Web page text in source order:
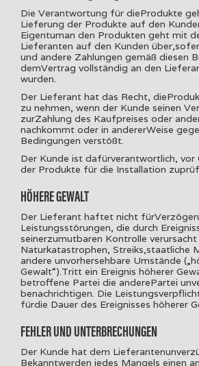
Die Verantwortung für dieProdukte
Lieferung der Produkte auf den
Eigentuman den Produkten geht mit
Lieferanten auf den Kunden
und andere Zahlungen gemäß diesen
demVertrag vollständig an den
wurden.
Der Lieferant hat das Recht,
zu nehmen, wenn der Kunde seinen
zurZahlung des Kaufpreises oder
nachkommt oder in andererWeise
Bedingungen verstößt.
Der Kunde ist dafürverantwortlich, vor
der Produkte für die Installation
HÖHERE GEWALT
Der Lieferant haftet nicht
Leistungsstörungen, die durch
seinerzumutbaren Kontrolle verursacht
Naturkatastrophen, Streiks,staatliche
andere unvorhersehbare Umstände
Gewalt“).Tritt ein Ereignis höherer
betroffene Partei die anderePartei
benachrichtigen. Die
fürdie Dauer des Ereignisses höherer
FEHLER UND UNTERBRECHUNGEN
Der Kunde hat dem
Bekanntwerden jedes Mangels einen